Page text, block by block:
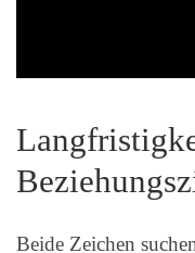
Beide Zeichen